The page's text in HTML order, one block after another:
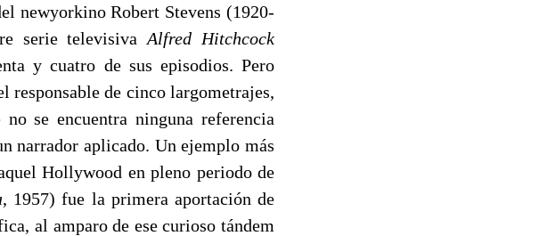
newyorkino Robert Stevens (1920-
serie televisivaAlfred Hitchcock
y cuatro de sus episodios. Pero
responsable de cinco largometrajes,
se encuentra ninguna referencia
narrador aplicado. Un ejemplo más
Hollywood en pleno periodo de
, 1957) fue la primera aportación de
al amparo de ese curioso tándem